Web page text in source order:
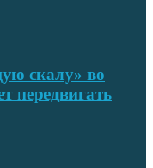
скалу» во
передвигать